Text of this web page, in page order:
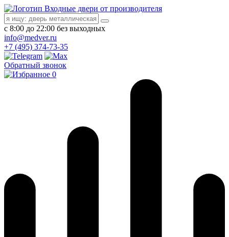
Входные двери от производителя
с 8:00 до 22:00 без выходных
info@medver.ru
+7 (495) 374-73-35
Обратный звонок
0